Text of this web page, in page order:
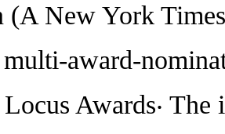
(A New York
award-
Awards‧